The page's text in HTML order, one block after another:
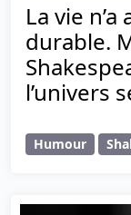
La vie
durable.
l’univers
Humour